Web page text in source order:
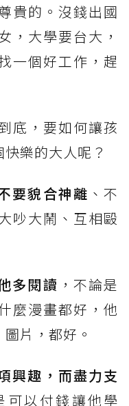
貴的。沒錢出國
，大學要台大，
一個好工作，趕
底，要如何讓孩
樂的大人呢？
要貌合神離 、不
吵大鬧、互相毆
多閱讀 ，不論是
麼漫畫都好，他
片，都好。
興趣，而盡力支
可以付錢讓他學